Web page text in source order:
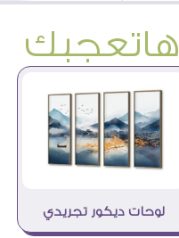
هاتعجبك
لوحات ديكور تجريدي